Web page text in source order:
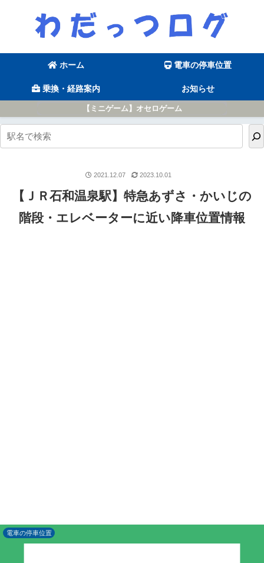
ホーム 電車の停車位置
乗換・経路案内 お知らせ
【ミニゲーム】オセロゲーム
【ＪＲ石和温泉駅】特急あずさ・かいじの
階段・エレベーターに近い降車位置情報
電車の停車位置
2021.12.07 2023.10.01